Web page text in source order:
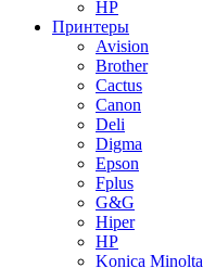
HP
Принтеры
Avision
Brother
Cactus
Canon
Deli
Digma
Epson
Fplus
G&G
Hiper
HP
Konica Minolta